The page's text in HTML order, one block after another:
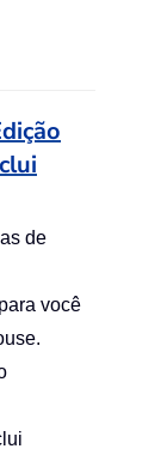
de
você